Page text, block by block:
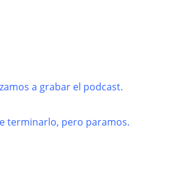
a grabar el podcast.
terminarlo, pero paramos.